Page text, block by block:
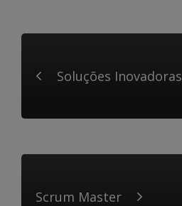
Soluções Inovadoras
Scrum Master